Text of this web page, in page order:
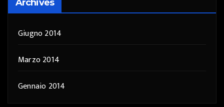
Archives
Giugno 2014
Marzo 2014
Gennaio 2014